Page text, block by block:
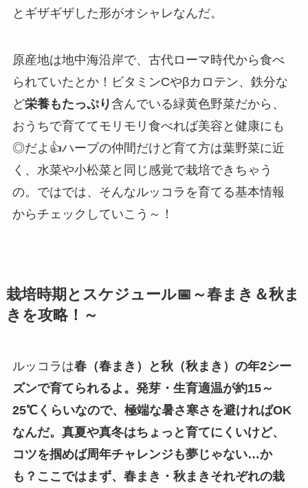
とギザギザした形がオシャレなんだ。
原産地は地中海沿岸で、古代ローマ時代から食べ
られていたとか！ビタミンCやβカロテン、鉄分な
ど栄養もたっぷり含んでいる緑黄色野菜だから、
おうちで育ててモリモリ食べれば美容と健康にも
◎だよ👍ハーブの仲間だけど育て方は葉野菜に近
く、水菜や小松菜と同じ感覚で栽培できちゃう
の。ではでは、そんなルッコラを育てる基本情報
からチェックしていこう～！
栽培時期とスケジュール📅～春まき＆秋ま
きを攻略！～
ルッコラは春（春まき）と秋（秋まき）の年2シー
ズンで育てられるよ。発芽・生育適温が約15～
25℃くらいなので、極端な暑さ寒さを避ければOK
なんだ。真夏や真冬はちょっと育てにくいけど、
コツを掴めば周年チャレンジも夢じゃない…か
も？ここではまず、春まき・秋まきそれぞれの栽